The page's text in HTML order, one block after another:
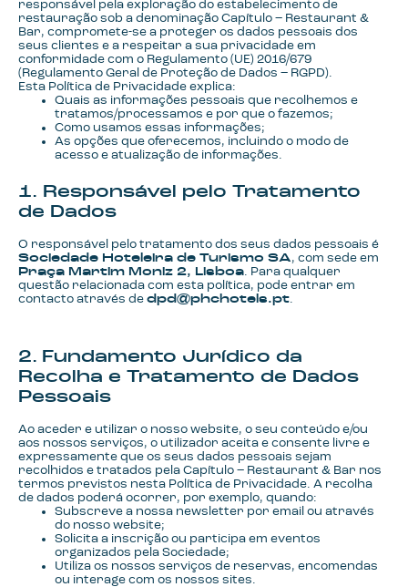
responsável pela exploração do estabelecimento de
restauração sob a denominação Capítulo – Restaurant &
Bar, compromete-se a proteger os dados pessoais dos
seus clientes e a respeitar a sua privacidade em
conformidade com o Regulamento (UE) 2016/679
(Regulamento Geral de Proteção de Dados – RGPD).
Esta Política de Privacidade explica:
Quais as informações pessoais que recolhemos e
tratamos/processamos e por que o fazemos;
Como usamos essas informações;
As opções que oferecemos, incluindo o modo de
acesso e atualização de informações.
1. Responsável pelo Tratamento
de Dados
O responsável pelo tratamento dos seus dados pessoais é
Sociedade Hoteleira de Turismo SA, com sede em
Praça Martim Moniz 2, Lisboa. Para qualquer
questão relacionada com esta política, pode entrar em
contacto através de dpd@phchotels.pt.
2. Fundamento Jurídico da
Recolha e Tratamento de Dados
Pessoais
Ao aceder e utilizar o nosso website, o seu conteúdo e/ou
aos nossos serviços, o utilizador aceita e consente livre e
expressamente que os seus dados pessoais sejam
recolhidos e tratados pela Capítulo – Restaurant & Bar nos
termos previstos nesta Política de Privacidade. A recolha
de dados poderá ocorrer, por exemplo, quando:
Subscreve a nossa newsletter por email ou através
do nosso website;
Solicita a inscrição ou participa em eventos
organizados pela Sociedade;
Utiliza os nossos serviços de reservas, encomendas
ou interage com os nossos sites.